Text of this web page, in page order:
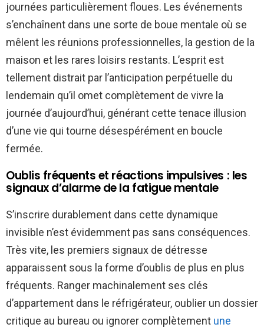
journées particulièrement floues. Les événements
s’enchaînent dans une sorte de boue mentale où se
mêlent les réunions professionnelles, la gestion de la
maison et les rares loisirs restants. L’esprit est
tellement distrait par l’anticipation perpétuelle du
lendemain qu’il omet complètement de vivre la
journée d’aujourd’hui, générant cette tenace illusion
d’une vie qui tourne désespérément en boucle
fermée.
Oublis fréquents et réactions impulsives : les
signaux d’alarme de la fatigue mentale
S’inscrire durablement dans cette dynamique
invisible n’est évidemment pas sans conséquences.
Très vite, les premiers signaux de détresse
apparaissent sous la forme d’oublis de plus en plus
fréquents. Ranger machinalement ses clés
d’appartement dans le réfrigérateur, oublier un dossier
critique au bureau ou ignorer complètement une